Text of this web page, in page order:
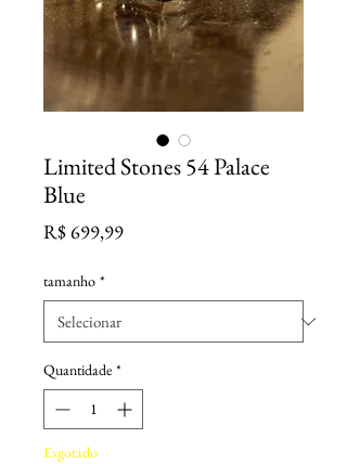
Limited Stones 54 Palace
Blue
R$ 699,99Preço
tamanho *
Quantidade *
Esgotado